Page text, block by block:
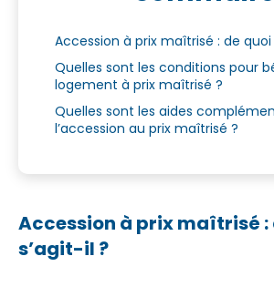
Accession à prix maîtrisé : de quoi
Quelles sont les conditions pour
logement à prix maîtrisé ?
Quelles sont les aides
l’accession au prix maîtrisé ?
Accession à prix maîtrisé :
s’agit-il ?